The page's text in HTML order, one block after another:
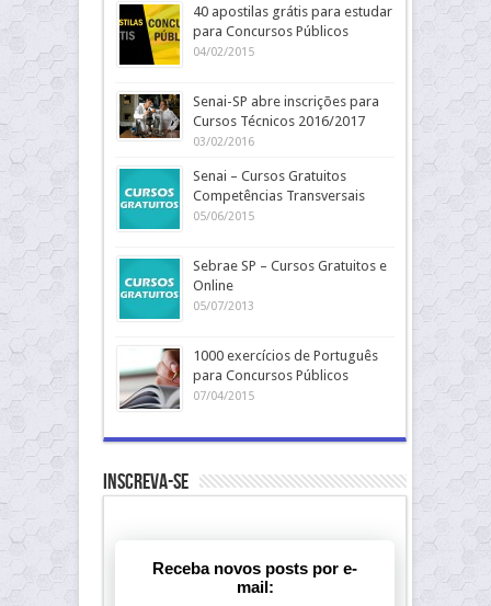
40 apostilas grátis para estudar
para Concursos Públicos
04/02/2015
Senai-SP abre inscrições para
Cursos Técnicos 2016/2017
03/02/2016
Senai – Cursos Gratuitos
Competências Transversais
05/06/2015
Sebrae SP – Cursos Gratuitos e
Online
05/07/2013
1000 exercícios de Português
para Concursos Públicos
07/04/2015
Inscreva-se
Receba novos posts por e-
mail: